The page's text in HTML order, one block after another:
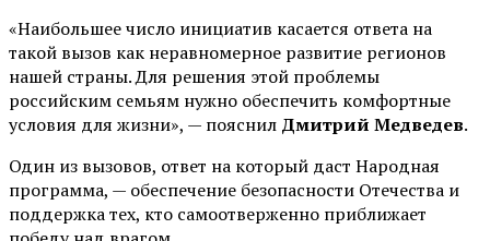
«Наибольшее число инициатив касается ответа на
такой вызов как неравномерное развитие регионов
нашей страны. Для решения этой проблемы
российским семьям нужно обеспечить комфортные
условия для жизни», — пояснил Дмитрий Медведев.
Один из вызовов, ответ на который даст Народная
программа, — обеспечение безопасности Отечества и
поддержка тех, кто самоотверженно приближает